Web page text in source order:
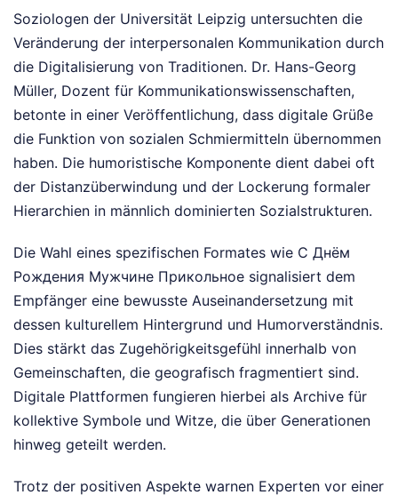
Soziologen der Universität Leipzig untersuchten die
Veränderung der interpersonalen Kommunikation durch
die Digitalisierung von Traditionen. Dr. Hans-Georg
Müller, Dozent für Kommunikationswissenschaften,
betonte in einer Veröffentlichung, dass digitale Grüße
die Funktion von sozialen Schmiermitteln übernommen
haben. Die humoristische Komponente dient dabei oft
der Distanzüberwindung und der Lockerung formaler
Hierarchien in männlich dominierten Sozialstrukturen.
Die Wahl eines spezifischen Formates wie С Днём
Рождения Мужчине Прикольное signalisiert dem
Empfänger eine bewusste Auseinandersetzung mit
dessen kulturellem Hintergrund und Humorverständnis.
Dies stärkt das Zugehörigkeitsgefühl innerhalb von
Gemeinschaften, die geografisch fragmentiert sind.
Digitale Plattformen fungieren hierbei als Archive für
kollektive Symbole und Witze, die über Generationen
hinweg geteilt werden.
Trotz der positiven Aspekte warnen Experten vor einer